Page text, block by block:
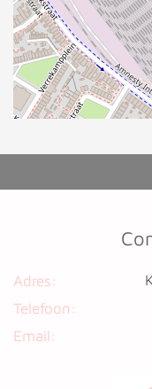
Adres:
Telefoon:
Email: